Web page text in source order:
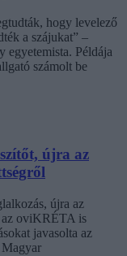
hogy levelező
a szájukat” –
egyetemista. Példája
számolt be
újra az
újra az
az oviKRÉTA is
javasolta az